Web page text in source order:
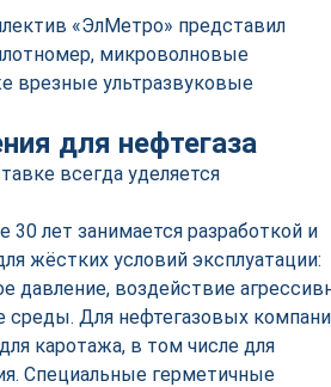
«ЭлМетро» представил
микроволновые
врезные ультразвуковые
для нефтегаза
всегда уделяется
лет занимается разработкой и
жёстких условий эксплуатации:
давление, воздействие
среды. Для нефтегазовых
каротажа, в том числе для
Специальные герметичные